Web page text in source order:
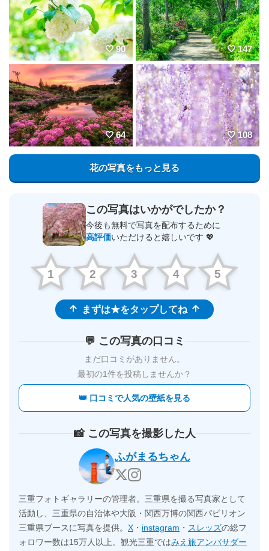
90 147
64 108
花の写真をもっと見る
この写真はいかがでしたか？
今後も無料で写真を配布するために
高評価いただけると嬉しいです 💖
1 2 3 4 5
まずは★をタップしてね
💬 この写真の口コミ
まだ口コミがありません。
最初の1件を投稿しませんか？
👑 口コミで人気の壁紙を見る
📸 この写真を撮影した人
ふがまるちゃん
三重フォトギャラリーの管理者。三重県を撮る写真家として
活動し、三重県の自治体や大阪・関西万博の関西パビリオン
三重県ブースに写真を提供。 X ・ instagram ・ スレッズの総フ
ォロワー数は15万人以上。観光三重ではみえ旅アンバサダー